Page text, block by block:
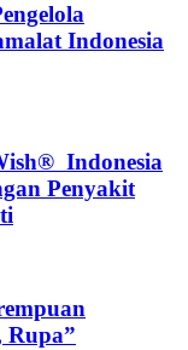
Indonesia
Indonesia
Penyakit
Rupa”